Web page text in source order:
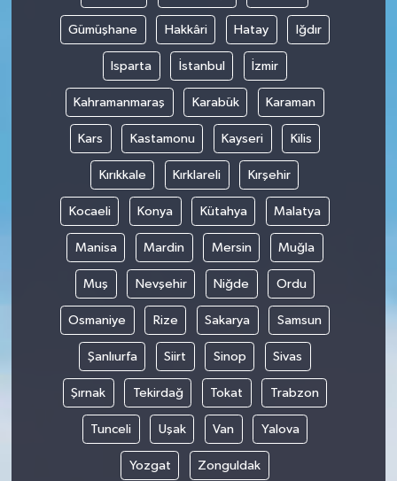
Gümüşhane Hakkâri Hatay Iğdır
Isparta İstanbul İzmir
Kahramanmaraş Karabük Karaman
Kars Kastamonu Kayseri Kilis
Kırıkkale Kırklareli Kırşehir
Kocaeli Konya Kütahya Malatya
Manisa Mardin Mersin Muğla
Muş Nevşehir Niğde Ordu
Osmaniye Rize Sakarya Samsun
Şanlıurfa Siirt Sinop Sivas
Şırnak Tekirdağ Tokat Trabzon
Tunceli Uşak Van Yalova
Yozgat Zonguldak